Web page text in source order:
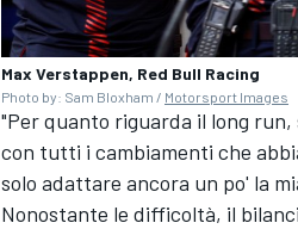
ENDURANCE/GT
Max Verstappen, Red Bull Racing
Photo by: Sam Bloxham / Motorsport Images
"Per quanto riguarda il long
con tutti i cambiamenti che
solo adattare ancora un po' la
Nonostante le difficoltà, il